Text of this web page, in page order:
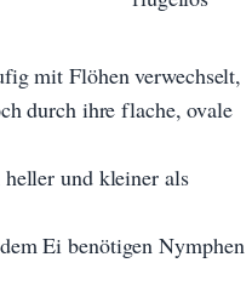
mit Flöhen verwechselt,
durch ihre flache, ovale
und kleiner als
Ei benötigen Nymphen